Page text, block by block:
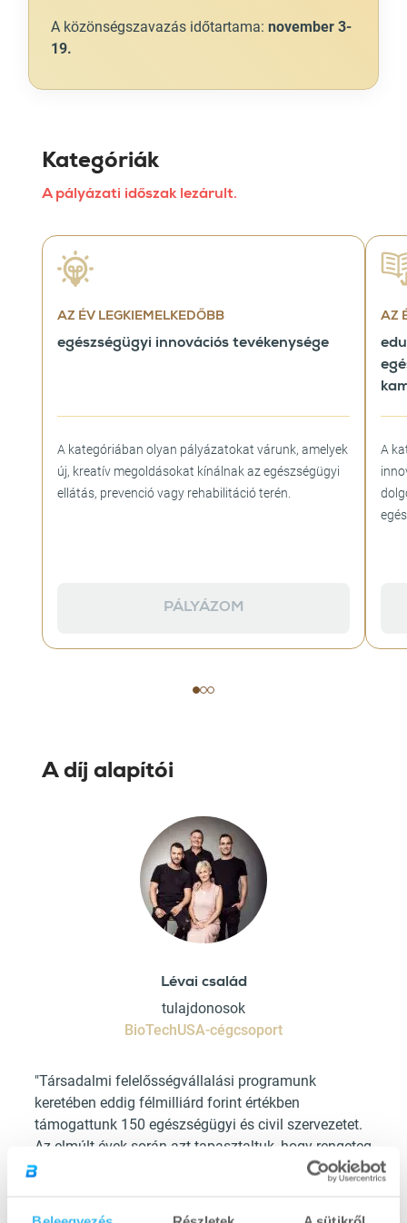
A közönségszavazás időtartama: november 3-
19.
Kategóriák
A pályázati időszak lezárult.
AZ ÉV LEGKIEMELKEDŐBB
egészségügyi innovációs tevékenysége
A kategóriában olyan pályázatokat várunk, amelyek
új, kreatív megoldásokat kínálnak az egészségügyi
ellátás, prevenció vagy rehabilitáció terén.
PÁLYÁZOM
AZ
A
A díj alapítói
Lévai család
tulajdonosok
BioTechUSA-cégcsoport
"Társadalmi felelősségvállalási programunk
keretében eddig félmilliárd forint értékben
támogattunk 150 egészségügyi és civil szervezetet.
Az elmúlt évek során azt tapasztaltuk, hogy rengeteg
az olyan innovatív látásmóddal bíró, profi
csak elkötelezett, de olyan ötletei is vannak, melyek